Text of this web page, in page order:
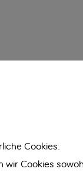
Cookies.
wir Cookies